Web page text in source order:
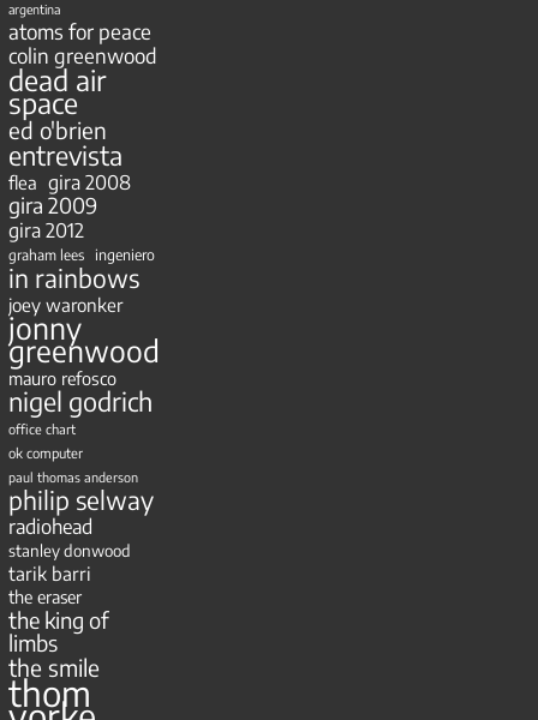
argentina
atoms for peace
colin greenwood
dead air
space
ed o'brien
entrevista
flea gira 2008
gira 2009
gira 2012
graham lees ingeniero
in rainbows
joey waronker
jonny
greenwood
mauro refosco
nigel godrich
office chart
ok computer
paul thomas anderson
philip selway
radiohead
stanley donwood
tarik barri
the eraser
the king of
limbs
the smile
thom